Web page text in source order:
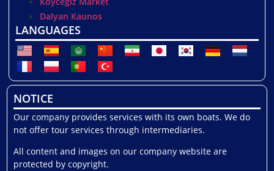
Dalyan Kaunos
LANGUAGES
NOTICE
Our company provides services with its own boats. We do
not offer tour services through intermediaries.
All content and images on our company website are
protected by copyright.